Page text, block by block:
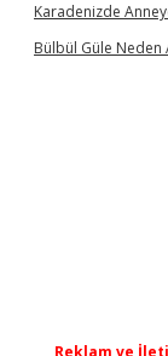
Karadenizde
Bülbül Güle Neden
Reklam ve